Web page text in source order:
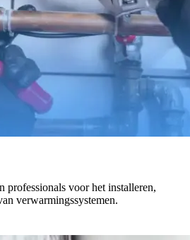
professionals voor het installeren,
verwarmingssystemen.